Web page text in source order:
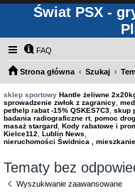
Świat PSX -
FAQ
Strona główna Szukaj
sklep sportowy Hantle żeliwne
sprowadzenie zwłok z zagranicy
pethelp rabat -15% QSKES7C3 skup
badania radiograficzne rt, pomoc
masaż stargard Kody rabatowe i
Kielce112
Lublin News
nieruchomości Świdnica ,
Tematy bez
Wyszukiwanie zaawansowane